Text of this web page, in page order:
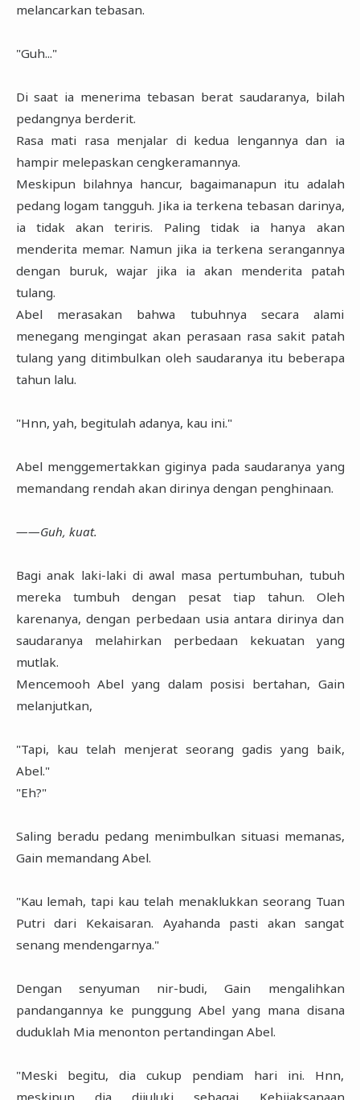
melancarkan tebasan.
"Guh..."
Di saat ia menerima tebasan berat saudaranya, bilah
pedangnya berderit.
Rasa mati rasa menjalar di kedua lengannya dan ia
hampir melepaskan cengkeramannya.
Meskipun bilahnya hancur, bagaimanapun itu adalah
pedang logam tangguh. Jika ia terkena tebasan darinya,
ia tidak akan teriris. Paling tidak ia hanya akan
menderita memar. Namun jika ia terkena serangannya
dengan buruk, wajar jika ia akan menderita patah
tulang.
Abel merasakan bahwa tubuhnya secara alami
menegang mengingat akan perasaan rasa sakit patah
tulang yang ditimbulkan oleh saudaranya itu beberapa
tahun lalu.
"Hnn, yah, begitulah adanya, kau ini."
Abel menggemertakkan giginya pada saudaranya yang
memandang rendah akan dirinya dengan penghinaan.
――Guh, kuat.
Bagi anak laki-laki di awal masa pertumbuhan, tubuh
mereka tumbuh dengan pesat tiap tahun. Oleh
karenanya, dengan perbedaan usia antara dirinya dan
saudaranya melahirkan perbedaan kekuatan yang
mutlak.
Mencemooh Abel yang dalam posisi bertahan, Gain
melanjutkan,
"Tapi, kau telah menjerat seorang gadis yang baik,
Abel."
"Eh?"
Saling beradu pedang menimbulkan situasi memanas,
Gain memandang Abel.
"Kau lemah, tapi kau telah menaklukkan seorang Tuan
Putri dari Kekaisaran. Ayahanda pasti akan sangat
senang mendengarnya."
Dengan senyuman nir-budi, Gain mengalihkan
pandangannya ke punggung Abel yang mana disana
duduklah Mia menonton pertandingan Abel.
"Meski begitu, dia cukup pendiam hari ini. Hnn,
meskipun dia dijuluki sebagai Kebijaksanaan